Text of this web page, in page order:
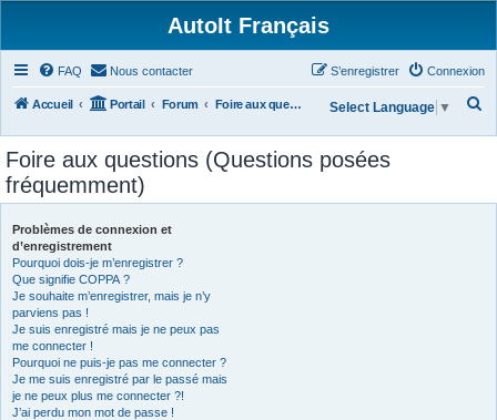
AutoIt Français
FAQ Nous contacter Connexion
S’enregistrer
Accueil Portail Forum Foire aux questions (Questions posées fréquemment) Select Language ▼
Foire aux questions (Questions posées
fréquemment)
Problèmes de connexion et
d’enregistrement
Pourquoi dois-je m’enregistrer ?
Que signifie COPPA ?
Je souhaite m’enregistrer, mais je n’y
parviens pas !
Je suis enregistré mais je ne peux pas
me connecter !
Pourquoi ne puis-je pas me connecter ?
Je me suis enregistré par le passé mais
je ne peux plus me connecter ?!
J’ai perdu mon mot de passe !